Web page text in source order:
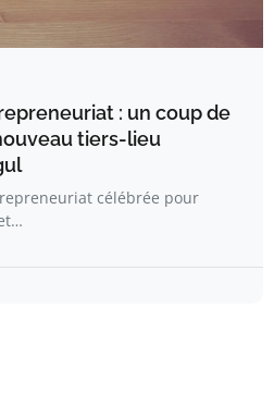
: un coup de
tiers-lieu
célébrée pour